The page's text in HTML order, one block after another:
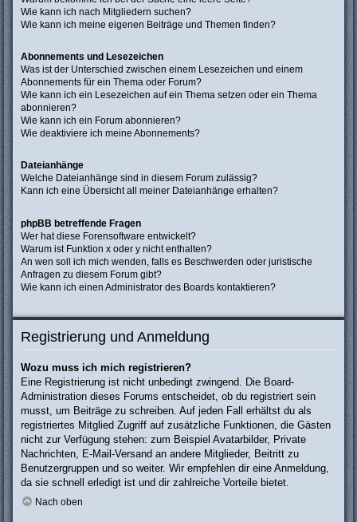
Wie kann ich nach Mitgliedern suchen?
Wie kann ich meine eigenen Beiträge und Themen finden?
Abonnements und Lesezeichen
Was ist der Unterschied zwischen einem Lesezeichen und einem
Abonnements für ein Thema oder Forum?
Wie kann ich ein Lesezeichen auf ein Thema setzen oder ein Thema
abonnieren?
Wie kann ich ein Forum abonnieren?
Wie deaktiviere ich meine Abonnements?
Dateianhänge
Welche Dateianhänge sind in diesem Forum zulässig?
Kann ich eine Übersicht all meiner Dateianhänge erhalten?
phpBB betreffende Fragen
Wer hat diese Forensoftware entwickelt?
Warum ist Funktion x oder y nicht enthalten?
An wen soll ich mich wenden, falls es Beschwerden oder juristische
Anfragen zu diesem Forum gibt?
Wie kann ich einen Administrator des Boards kontaktieren?
Registrierung und Anmeldung
Wozu muss ich mich registrieren?
Eine Registrierung ist nicht unbedingt zwingend. Die Board-
Administration dieses Forums entscheidet, ob du registriert sein
musst, um Beiträge zu schreiben. Auf jeden Fall erhältst du als
registriertes Mitglied Zugriff auf zusätzliche Funktionen, die Gästen
nicht zur Verfügung stehen: zum Beispiel Avatarbilder, Private
Nachrichten, E-Mail-Versand an andere Mitglieder, Beitritt zu
Benutzergruppen und so weiter. Wir empfehlen dir eine Anmeldung,
da sie schnell erledigt ist und dir zahlreiche Vorteile bietet.
Nach oben